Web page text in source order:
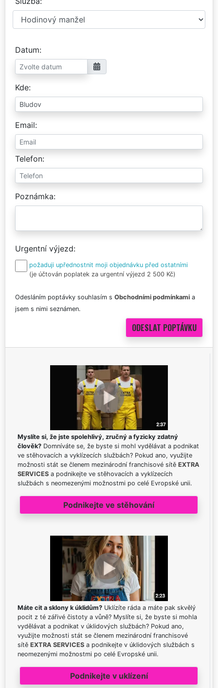
Datum
Kde
Email
Telefon
Poznámka
Urgentní výjezd
požaduji upřednostnit moji objednávku před ostatními
(je účtován poplatek za urgentní výjezd 2 500 Kč)
Odesláním poptávky souhlasím s Obchodními podmínkami a
jsem s nimi seznámen.
Myslíte si, že jste spolehlivý, zručný a fyzicky zdatný
člověk? Domníváte se, že byste si mohl vydělávat a podnikat
ve stěhovacích a vyklízecích službách? Pokud ano, využijte
možnosti stát se členem mezinárodní franchisové sítě EXTRA
SERVICES a podnikejte ve stěhovacích a vyklízecích
službách s neomezenými možnostmi po celé Evropské unii.
Podnikejte ve stěhování
Máte cit a sklony k úklidům? Uklízíte ráda a máte pak skvělý
pocit z té zářivé čistoty a vůně? Myslíte si, že byste si mohla
vydělávat a podnikat v úklidových službách? Pokud ano,
využijte možnosti stát se členem mezinárodní franchisové
sítě EXTRA SERVICES a podnikejte v úklidových službách s
neomezenými možnostmi po celé Evropské unii.
Podnikejte v uklízení